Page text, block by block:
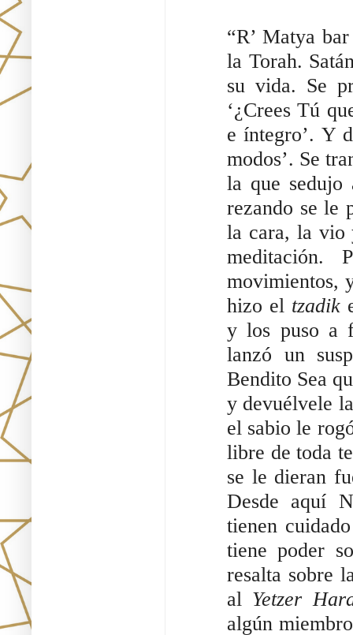
“R’ Matya
la Torah.
su vida. Se
‘¿Crees Tú
e íntegro’. Y
modos’. Se
la que sedujo
rezando se le
la cara, la vio
meditación.
movimientos,
hizo el tzadik
y los puso a
lanzó un
Bendito Sea
y devuélvele
el sabio le
libre de toda
se le dieran
Desde aquí
tienen
tiene poder
resalta sobre
al Yetzer
algún